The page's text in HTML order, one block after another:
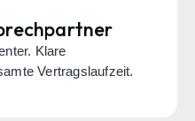
Klare
Vertragslaufzeit.